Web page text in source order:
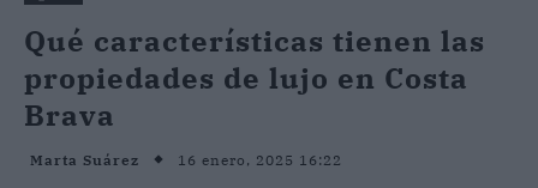
Qué características tienen las
propiedades de lujo en Costa
Brava
Marta Suárez 16 enero, 2025 16:22